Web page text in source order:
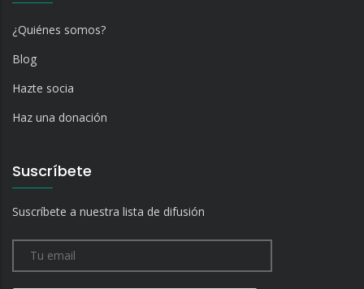
¿Quiénes somos?
Blog
Hazte socia
Haz una donación
Suscríbete
Suscríbete a nuestra lista de difusión